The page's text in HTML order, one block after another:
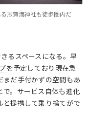
志賀海神社も徒歩圏内だ
るスペースになる。早
を予定しており現在急
まだ手付かずの空間もあ
で。サービス自体も進化
と提携して乗り捨てがで